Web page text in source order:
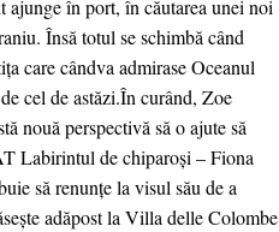
ajunge în port, în căutarea unei noi
Însă totul se schimbă când
care cândva admirase Oceanul
cel de astăzi.În curând, Zoe
nouă perspectivă să o ajute să
Labirintul de chiparoși – Fiona
să renunțe la visul său de a
adăpost la Villa delle Colombe